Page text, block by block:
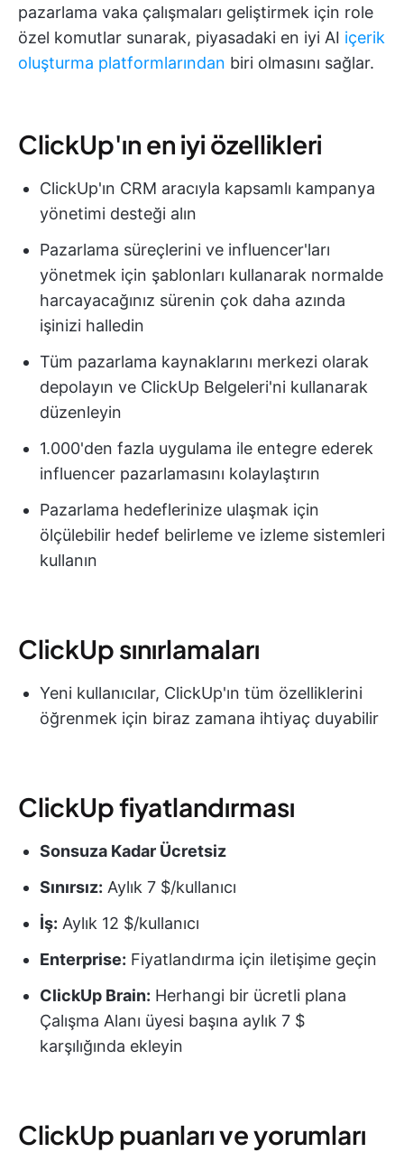
pazarlama vaka çalışmaları geliştirmek için role
özel komutlar sunarak, piyasadaki en iyi AI içerik
oluşturma platformlarından biri olmasını sağlar.
ClickUp'ın en iyi özellikleri
ClickUp'ın CRM aracıyla kapsamlı kampanya
yönetimi desteği alın
Pazarlama süreçlerini ve influencer'ları
yönetmek için şablonları kullanarak normalde
harcayacağınız sürenin çok daha azında
işinizi halledin
Tüm pazarlama kaynaklarını merkezi olarak
depolayın ve ClickUp Belgeleri'ni kullanarak
düzenleyin
1.000'den fazla uygulama ile entegre ederek
influencer pazarlamasını kolaylaştırın
Pazarlama hedeflerinize ulaşmak için
ölçülebilir hedef belirleme ve izleme sistemleri
kullanın
ClickUp sınırlamaları
Yeni kullanıcılar, ClickUp'ın tüm özelliklerini
öğrenmek için biraz zamana ihtiyaç duyabilir
ClickUp fiyatlandırması
Sonsuza Kadar Ücretsiz
Sınırsız: Aylık 7 $/kullanıcı
İş: Aylık 12 $/kullanıcı
Enterprise: Fiyatlandırma için iletişime geçin
ClickUp Brain: Herhangi bir ücretli plana
Çalışma Alanı üyesi başına aylık 7 $
karşılığında ekleyin
ClickUp puanları ve yorumları